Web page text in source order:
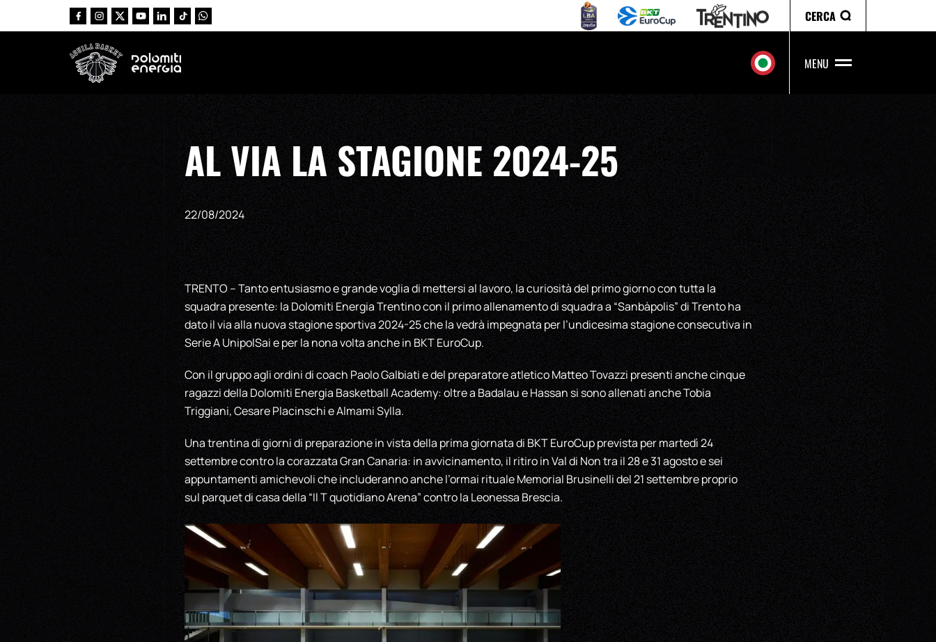
CERCA
MENU
AL VIA LA STAGIONE 2024-25
22/08/2024
TRENTO – Tanto entusiasmo e grande voglia di mettersi al lavoro, la curiosità del primo giorno con tutta la
squadra presente: la Dolomiti Energia Trentino con il primo allenamento di squadra a “Sanbàpolis” di Trento ha
dato il via alla nuova stagione sportiva 2024-25 che la vedrà impegnata per l’undicesima stagione consecutiva in
Serie A UnipolSai e per la nona volta anche in BKT EuroCup.
Con il gruppo agli ordini di coach Paolo Galbiati e del preparatore atletico Matteo Tovazzi presenti anche cinque
ragazzi della Dolomiti Energia Basketball Academy: oltre a Badalau e Hassan si sono allenati anche Tobia
Triggiani, Cesare Placinschi e Almami Sylla.
Una trentina di giorni di preparazione in vista della prima giornata di BKT EuroCup prevista per martedì 24
settembre contro la corazzata Gran Canaria: in avvicinamento, il ritiro in Val di Non tra il 28 e 31 agosto e sei
appuntamenti amichevoli che includeranno anche l’ormai rituale Memorial Brusinelli del 21 settembre proprio
sul parquet di casa della “Il T quotidiano Arena” contro la Leonessa Brescia.